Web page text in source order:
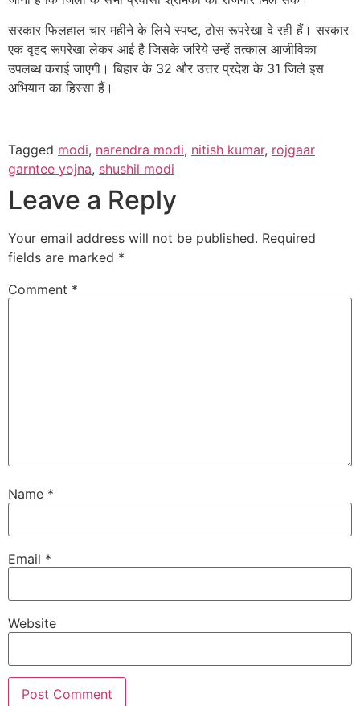
सरकार फिलहाल चार महीने के लिये स्पष्ट, ठोस रूपरेखा दे रही हैं। सरकार
एक वृहद रूपरेखा लेकर आई है जिसके जरिये उन्हें तत्काल आजीविका
उपलब्ध कराई जाएगी। बिहार के 32 और उत्तर प्रदेश के 31 जिले इस
अभियान का हिस्सा हैं।
Tagged modi, narendra modi, nitish kumar, rojgaar
garntee yojna, shushil modi
Leave a Reply
Your email address will not be published. Required
fields are marked *
Comment *
Name *
Email *
Website